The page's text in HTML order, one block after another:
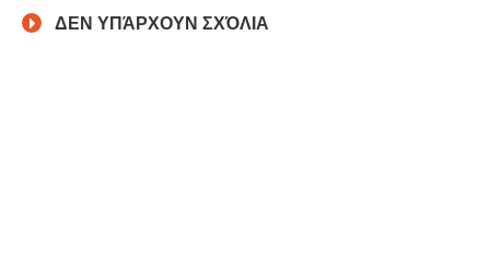
ΔΕΝ ΥΠΆΡΧΟΥΝ ΣΧΌΛΙΑ